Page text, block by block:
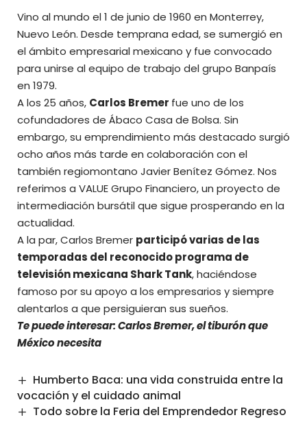
Vino al mundo el 1 de junio de 1960 en Monterrey,
Nuevo León. Desde temprana edad, se sumergió en
el ámbito empresarial mexicano y fue convocado
para unirse al equipo de trabajo del grupo Banpaís
en 1979.
A los 25 años, Carlos Bremer fue uno de los
cofundadores de Ábaco Casa de Bolsa. Sin
embargo, su emprendimiento más destacado surgió
ocho años más tarde en colaboración con el
también regiomontano Javier Benítez Gómez. Nos
referimos a VALUE Grupo Financiero, un proyecto de
intermediación bursátil que sigue prosperando en la
actualidad.
A la par, Carlos Bremer participó varias de las
temporadas del reconocido programa de
televisión mexicana Shark Tank, haciéndose
famoso por su apoyo a los empresarios y siempre
alentarlos a que persiguieran sus sueños.
Te puede interesar:Carlos Bremer, el tiburón que
México necesita
Humberto Baca: una vida construida entre la
vocación y el cuidado animal
Todo sobre la Feria del Emprendedor Regreso